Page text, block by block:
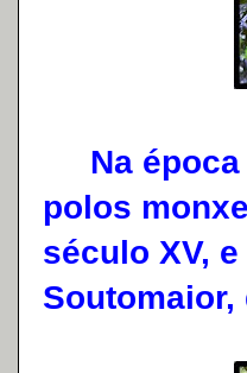
Na época
polos
século XV,